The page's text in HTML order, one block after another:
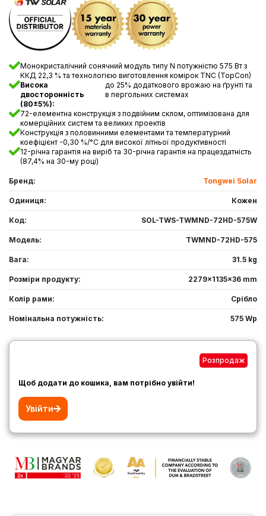
Монокристалічний сонячний модуль типу N потужністю 575 Вт з
ККД 22,3 % та технологією виготовлення комірок TNC (TopCon)
Висока
двосторонність
(80±5%):
до 25% додаткового врожаю на ґрунті та
в пергольних системах
72-елементна конструкція з подвійним склом, оптимізована для
комерційних систем та великих проектів
Конструкція з половинними елементами та температурний
коефіцієнт -0,30 %/°C для високої літньої продуктивності
12-річна гарантія на виріб та 30-річна гарантія на працездатність
(87,4% на 30-му році)
Бренд: Tongwei Solar
Одиниця: Кожен
Код: SOL-TWS-TWMND-72HD-575W
Модель: TWMND-72HD-575
Вага: 31.5 kg
Розміри продукту: 2279x1135x36 mm
Колір рами: Срібло
Номінальна потужність: 575 Wp
Розпродаж
Щоб додати до кошика, вам потрібно увійти!
Увійти